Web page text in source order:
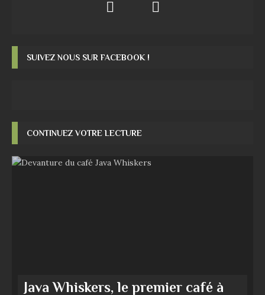
SUIVEZ NOUS SUR FACEBOOK !
CONTINUEZ VOTRE LECTURE
Java Whiskers, le premier café à